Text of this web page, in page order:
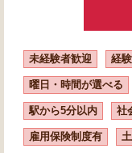
未経験者歓迎 経
曜日・時間が選べる
駅から5分以内 社
雇用保険制度有